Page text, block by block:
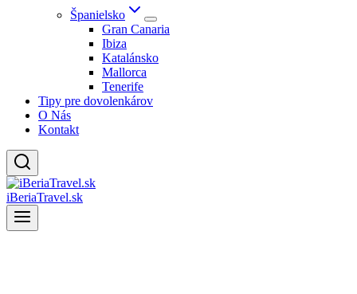
Španielsko
Gran Canaria
Ibiza
Katalánsko
Mallorca
Tenerife
Tipy pre dovolenkárov
O Nás
Kontakt
iBeriaTravel.sk